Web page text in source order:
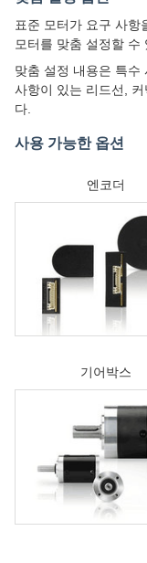
표준 모터가 요구 사항
모터를 맞춤 설정할 수
맞춤 설정 내용은 특수
사항이 있는 리드선,
다.
사용 가능한 옵션
엔코더
기어박스